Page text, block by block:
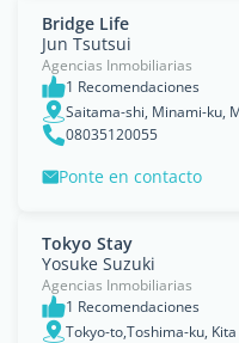
Bridge Life
Jun Tsutsui
Agencias Inmobiliarias
1 Recomendaciones
Saitama-shi, Minami-ku,
08035120055
Ponte en contacto
Tokyo Stay
Yosuke Suzuki
Agencias Inmobiliarias
1 Recomendaciones
Tokyo-to,Toshima-ku,